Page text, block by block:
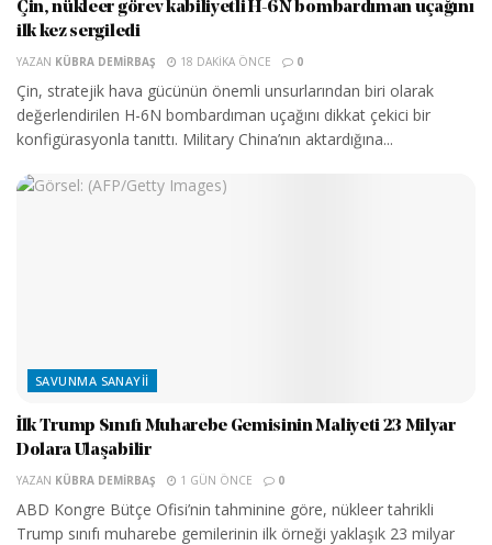
Çin, nükleer görev kabiliyetli H-6N bombardıman uçağını
ilk kez sergiledi
YAZAN KÜBRA DEMIRBAŞ 18 DAKIKA ÖNCE 0
Çin, stratejik hava gücünün önemli unsurlarından biri olarak
değerlendirilen H-6N bombardıman uçağını dikkat çekici bir
konfigürasyonla tanıttı. Military China’nın aktardığına...
SAVUNMA SANAYII
İlk Trump Sınıfı Muharebe Gemisinin Maliyeti 23 Milyar
Dolara Ulaşabilir
YAZAN KÜBRA DEMIRBAŞ 1 GÜN ÖNCE 0
ABD Kongre Bütçe Ofisi’nin tahminine göre, nükleer tahrikli
Trump sınıfı muharebe gemilerinin ilk örneği yaklaşık 23 milyar